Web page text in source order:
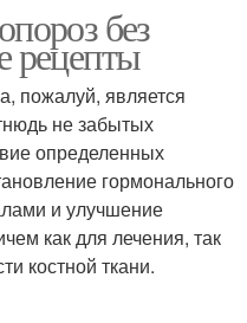
без
рецепты
пожалуй, является
не забытых
определенных
гормонального
и улучшение
как для лечения, так
костной ткани.